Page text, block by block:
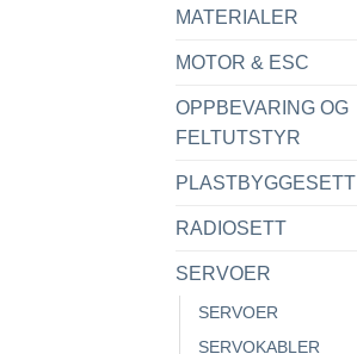
MATERIALER
MOTOR & ESC
OPPBEVARING OG
FELTUTSTYR
PLASTBYGGESETT
RADIOSETT
SERVOER
SERVOER
SERVOKABLER